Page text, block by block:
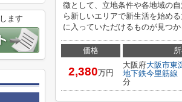
徴として、立地条件や各地域の
ら新しいエリアで新生活を始め
に入っていただけるものが見つか
価格
2,380万円
大阪府大阪市東
地下鉄今里筋線
分
ます